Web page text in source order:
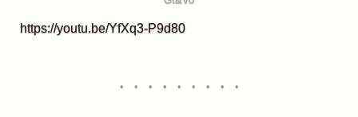
https://youtu.be/YfXq3-P9d80
・・・・・・・・・